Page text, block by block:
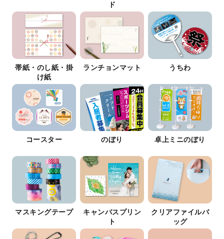
ド
帯紙・のし紙・掛
け紙
ランチョンマット うちわ
コースター のぼり 卓上ミニのぼり
マスキングテープ
キャンバスプリン
ト
クリアファイルバ
ッグ